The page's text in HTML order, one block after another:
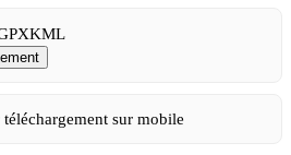
KML
sur mobile